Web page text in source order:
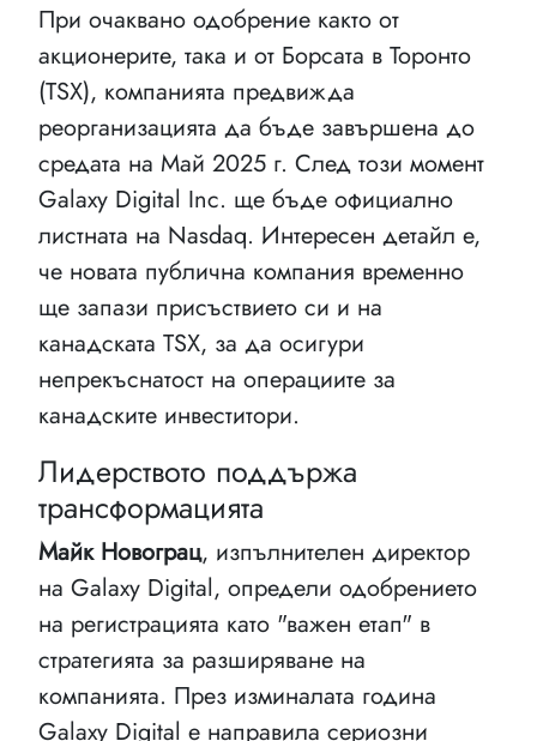
При очаквано одобрение както от
акционерите, така и от Борсата в Торонто
(TSX), компанията предвижда
реорганизацията да бъде завършена до
средата на Май 2025 г. След този момент
Galaxy Digital Inc. ще бъде официално
листната на Nasdaq. Интересен детайл е,
че новата публична компания временно
ще запази присъствието си и на
канадската TSX, за да осигури
непрекъснатост на операциите за
канадските инвеститори.
Лидерството поддържа
трансформацията
Майк Новограц, изпълнителен директор
на Galaxy Digital, определи одобрението
на регистрацията като "важен етап" в
стратегията за разширяване на
компанията. През изминалата година
Galaxy Digital е направила сериозни